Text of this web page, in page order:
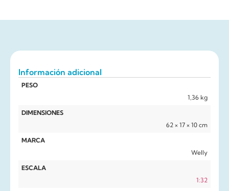
Información adicional
PESO
1,36 kg
DIMENSIONES
62 × 17 × 10 cm
MARCA
Welly
ESCALA
1:32